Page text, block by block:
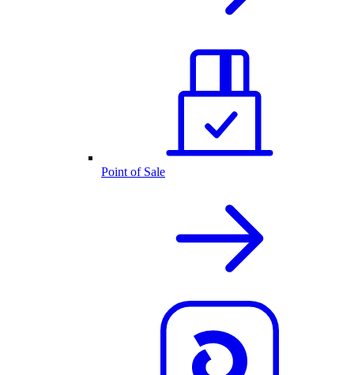
Point of Sale